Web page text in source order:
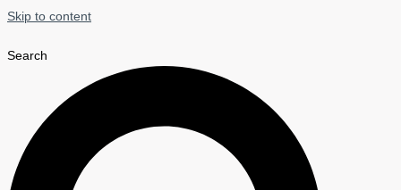
Skip to content
Search